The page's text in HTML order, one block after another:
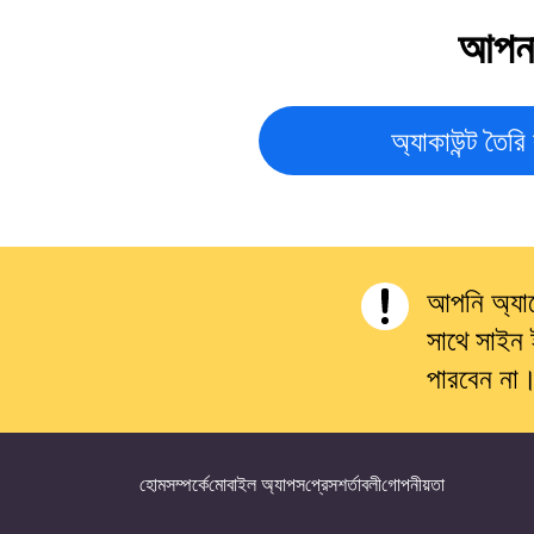
অ্যাকাউন্ট
আপনি
সাথে
পারবেন
হোমসম্পর্কেমোবাইল অ্যাপসপ্রেসশর্তাবলীগোপনীয়তা